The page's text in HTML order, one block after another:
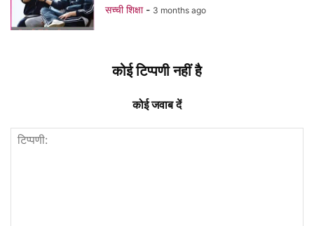
सच्ची शिक्षा - 3 months ago
कोई टिप्पणी नहीं है
कोई जवाब दें